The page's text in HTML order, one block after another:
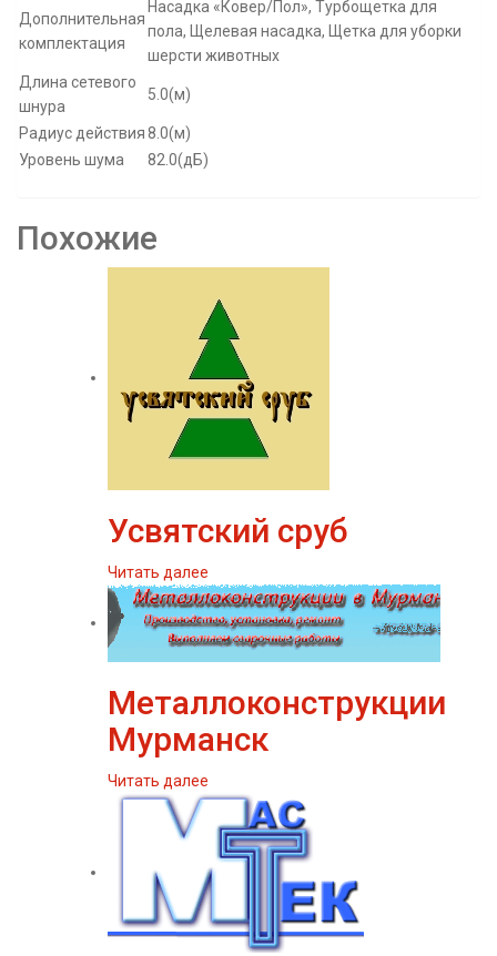
Дополнительная
комплектация
Насадка «Ковер/Пол», Турбощетка для
пола, Щелевая насадка, Щетка для уборки
шерсти животных
Длина сетевого
шнура
5.0(м)
Радиус действия8.0(м)
Уровень шума
82.0(дБ)
Похожие
Усвятский сруб
Читать далее
Металлоконструкции
Мурманск
Читать далее